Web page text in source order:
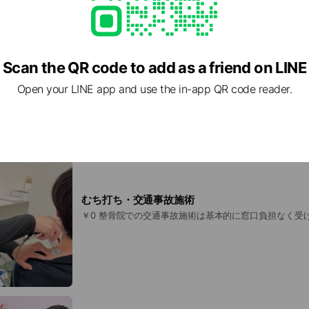
す。
むち打ち・交通事故施術
￥0 整骨院での交通事故施術は基本的に窓口負担なく受
Scan the QR code to add as a friend on LINE
Open your LINE app and use the in-app QR code reader.